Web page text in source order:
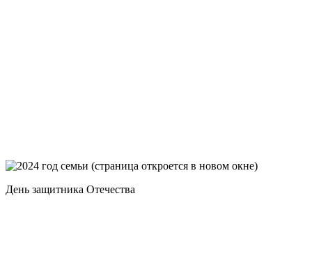
День защитника Отечества